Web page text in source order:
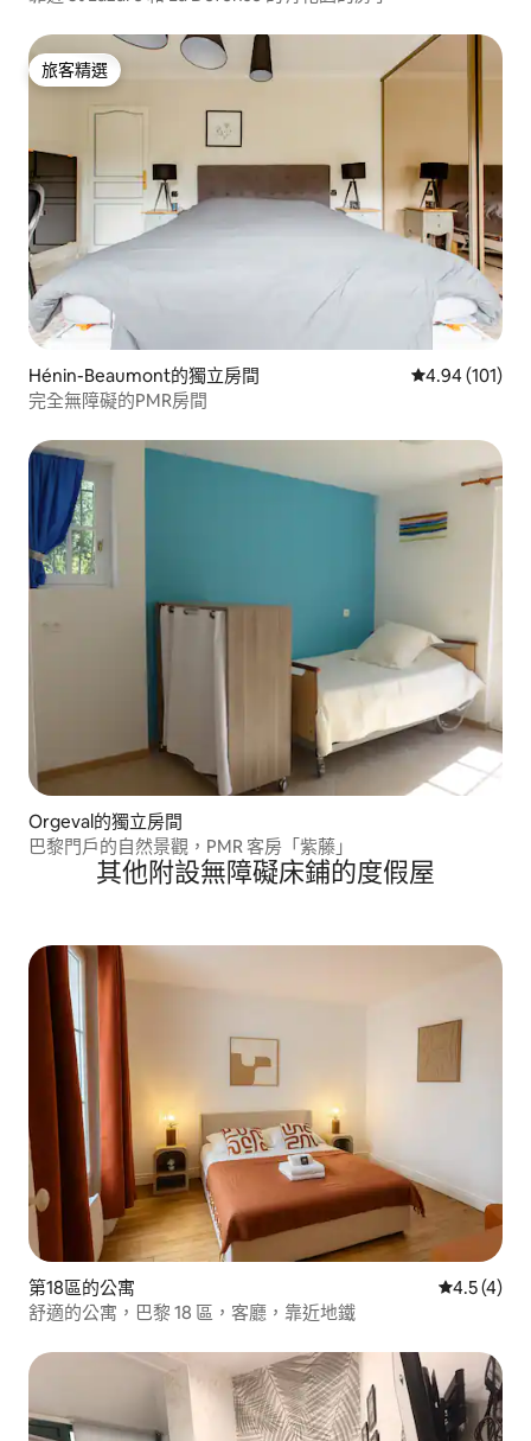
旅客精選
旅客精選
Hénin-Beaumont的獨立房間 從 101 則評價
4.94 (101)
完全無障礙的PMR房間
Orgeval的獨立房間
巴黎門戶的自然景觀，PMR 客房「紫藤」
其他附設無障礙床鋪的度假屋
第18區的公寓 從 4 則評
4.5 (4)
舒適的公寓，巴黎 18 區，客廳，靠近地鐵